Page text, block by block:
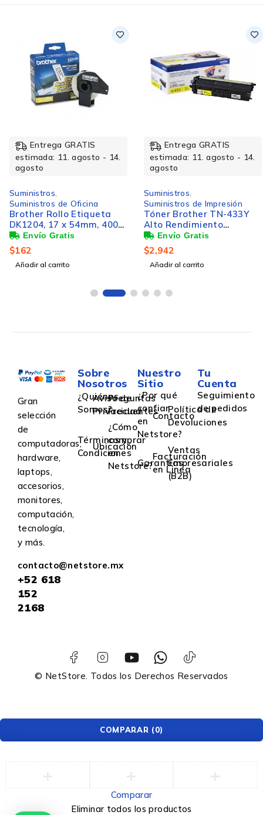
Entrega GRATIS
estimada: 11. agosto - 14.
agosto
Suministros,
Suministros de Oficina
Brother Rollo Etiqueta
DK1204, 17 x 54mm, 400
Etiquetas, para Brother
QL-500/QL-550
$162
Añadir al carrito
Entrega GRATIS
estimada: 11. agosto - 14.
agosto
Suministros,
Suministros de Impresión
Tóner Brother TN-433Y
Alto Rendimiento
Amarillo, 4.000 Páginas
$2,942
Añadir al carrito
Gran
selección
de
computadoras,
hardware,
laptops,
accesorios,
monitores,
computación,
tecnología,
y más.
contacto@netstore.mx
+52 618
152
2168
Sobre
Nosotros
¿Quiénes
Somos?
Aviso de
Privacidad
Preguntas
Frecuentes
Términos y
Condiciones
Ubicación
¿Cómo
comprar
en
Netstore?
Nuestro
Sitio
¿Por qué
confiar
en
Netstore?
Contacto
Política de
Devoluciones
Garantías
Facturación
en Linea
Ventas
Empresariales
(B2B)
Tu
Cuenta
Seguimiento
de pedidos
© NetStore. Todos los Derechos Reservados
COMPARAR (0)
Comparar
Eliminar todos los productos